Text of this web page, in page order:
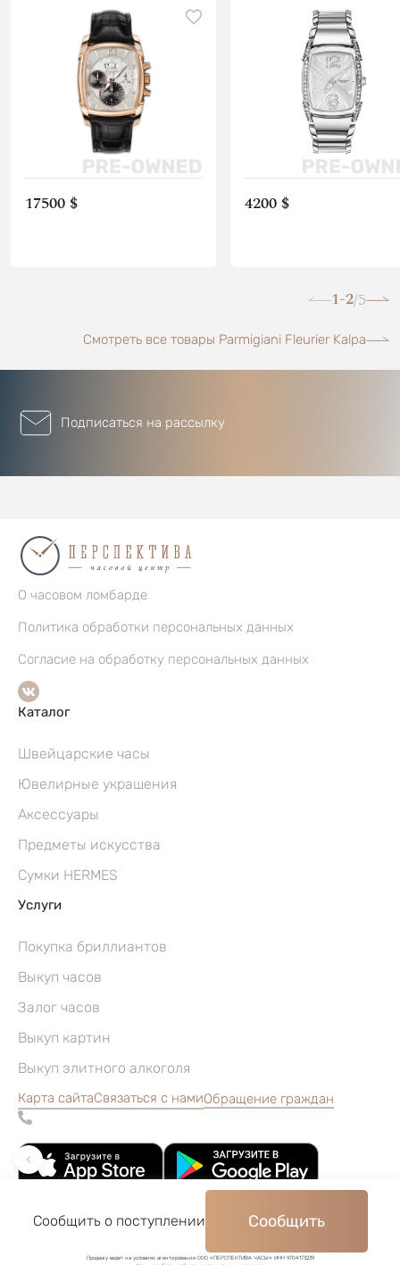
17500 $ 4200 $
1-2/5
Смотреть все товары Parmigiani Fleurier Kalpa
Подписаться на рассылку
Сообщить о поступлении Сообщить
Продажу ведет на условиях агентирования ООО «ПЕРСПЕКТИВА ЧАСЫ» ИНН 9704173239
О часовом ломбарде
Политика обработки персональных данных
Согласие на обработку персональных данных
Каталог
Швейцарские часы
Ювелирные украшения
Аксессуары
Предметы искусства
Сумки HERMES
Услуги
Покупка бриллиантов
Выкуп часов
Залог часов
Выкуп картин
Выкуп элитного алкоголя
Карта сайтаСвязаться с намиОбращение граждан
©2004–2026, Часовой ломбард «Перспектива»